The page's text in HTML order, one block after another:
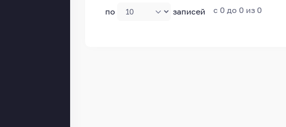
по записей с 0 до 0 из 0